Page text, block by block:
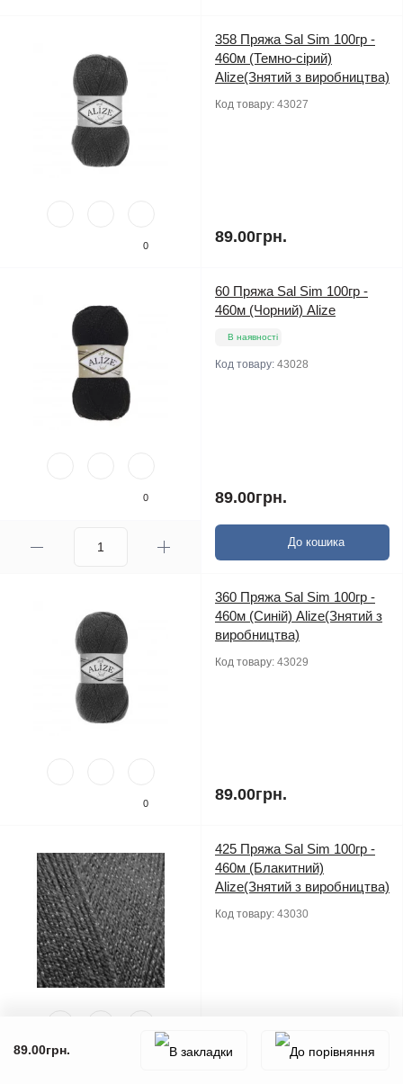
89.00грн.
0
358 Пряжа Sal Sim 100гр -
460м (Темно-сірий)
Alize(Знятий з виробництва)
Код товару: 43027
89.00грн.
0
60 Пряжа Sal Sim 100гр -
460м (Чорний) Alize
В наявності
Код товару: 43028
89.00грн.
До кошика
0
360 Пряжа Sal Sim 100гр -
460м (Синій) Alize(Знятий з
виробництва)
Код товару: 43029
89.00грн.
425 Пряжа Sal Sim 100гр -
460м (Блакитний)
Alize(Знятий з виробництва)
Код товару: 43030
89.00грн.